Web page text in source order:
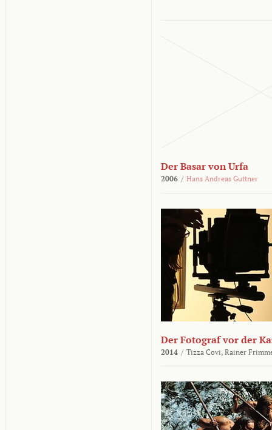
Der Basar von Urfa
2006 / Hans Andreas Guttner
Der Fotograf vor der
2014 / Tizza Covi, Rainer